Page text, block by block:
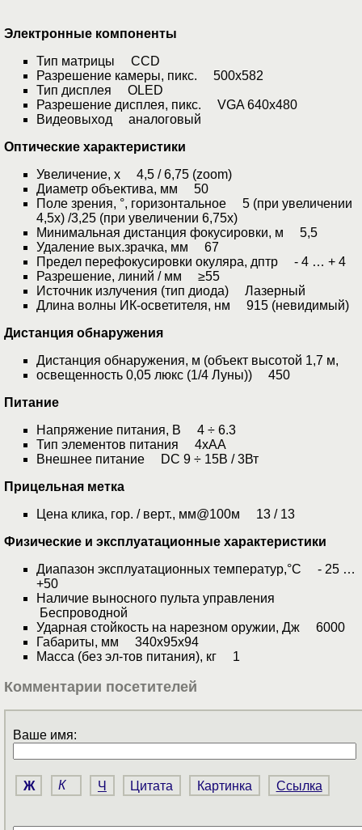
Электронные компоненты
Тип матрицы CCD
Разрешение камеры, пикс. 500x582
Тип дисплея OLED
Разрешение дисплея, пикс. VGA 640x480
Видеовыход аналоговый
Оптические характеристики
Увеличение, x 4,5 / 6,75 (zoom)
Диаметр объектива, мм 50
Поле зрения, °, горизонтальное 5 (при увеличении
4,5x) /3,25 (при увеличении 6,75x)
Минимальная дистанция фокусировки, м 5,5
Удаление вых.зрачка, мм 67
Предел перефокусировки окуляра, дптр - 4 … + 4
Разрешение, линий / мм ≥55
Источник излучения (тип диода) Лазерный
Длина волны ИК-осветителя, нм 915 (невидимый)
Дистанция обнаружения
Дистанция обнаружения, м (объект высотой 1,7 м,
освещенность 0,05 люкс (1/4 Луны)) 450
Питание
Напряжение питания, В 4 ÷ 6.3
Тип элементов питания 4xAA
Внешнее питание DC 9 ÷ 15В / 3Вт
Прицельная метка
Цена клика, гор. / верт., мм@100м 13 / 13
Физические и эксплуатационные характеристики
Диапазон эксплуатационных температур,°С - 25 …
+50
Наличие выносного пульта управления
Беспроводной
Ударная стойкость на нарезном оружии, Дж 6000
Габариты, мм 340х95х94
Масса (без эл-тов питания), кг 1
Комментарии посетителей
Ваше имя:
Ж К Ч Цитата Картинка Ссылка